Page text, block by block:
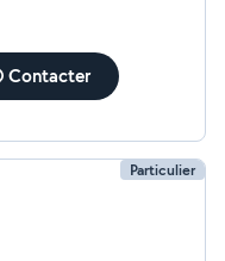
Contacter
Particulier